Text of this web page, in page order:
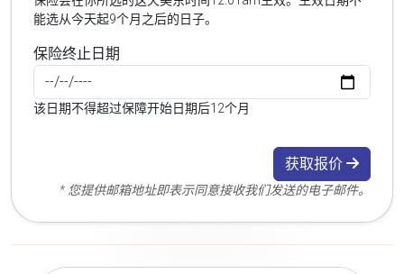
能选从今天起9个月之后的日子。
保险终止日期
该日期不得超过保障开始日期后12个月
获取报价
* 您提供邮箱地址即表示同意接收我们发送的电子邮件。